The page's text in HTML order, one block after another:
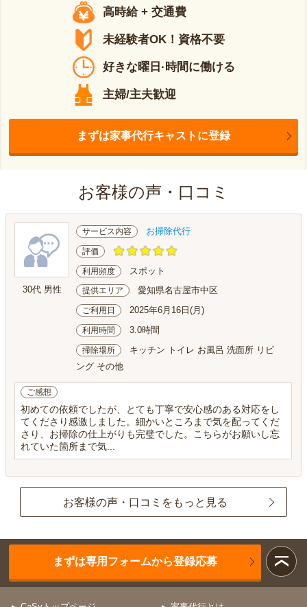
高時給 + 交通費
未経験者OK！資格不要
好きな曜日·時間に働ける
主婦/主夫歓迎
まずは家事代行キャストに登録
お客様の声・口コミ
30代 男性
サービス内容 お掃除代行
評価
利用頻度 スポット
提供エリア 愛知県名古屋市中区
ご利用日 2025年6月16日(月)
利用時間 3.0時間
掃除場所
キッチン トイレ お風呂 洗面所 リビ
ング その他
ご感想
初めての依頼でしたが、とても丁寧で安心感のある対応をし
てくださり感激しました。細かいところまで気を配ってくだ
さり、お掃除の仕上がりも完璧でした。こちらがお願いし忘
れていた箇所まで気...
お客様の声・口コミをもっと見る
まずは専用フォームから登録応募